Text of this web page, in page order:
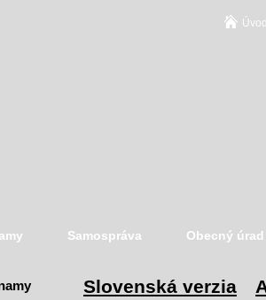
Samospráva Obecný úrad
Slovenská verzia